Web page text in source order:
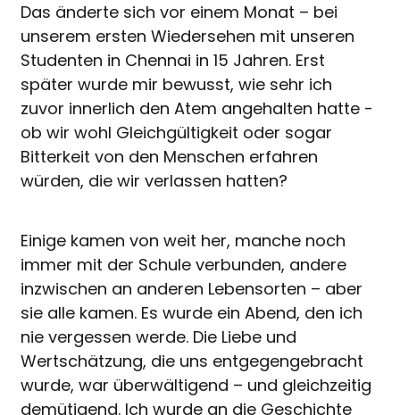
Das änderte sich vor einem Monat – bei
unserem ersten Wiedersehen mit unseren
Studenten in Chennai in 15 Jahren. Erst
später wurde mir bewusst, wie sehr ich
zuvor innerlich den Atem angehalten hatte -
ob wir wohl Gleichgültigkeit oder sogar
Bitterkeit von den Menschen erfahren
würden, die wir verlassen hatten?
Einige kamen von weit her, manche noch
immer mit der Schule verbunden, andere
inzwischen an anderen Lebensorten – aber
sie alle kamen. Es wurde ein Abend, den ich
nie vergessen werde. Die Liebe und
Wertschätzung, die uns entgegengebracht
wurde, war überwältigend – und gleichzeitig
demütigend. Ich wurde an die Geschichte